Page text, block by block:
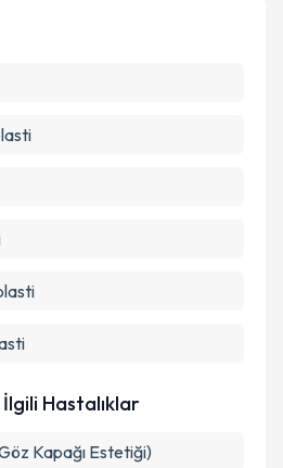
ve kişisel verilerimin belirtilen
kabul ediyorum.
Hastalıklar
Kapağı Estetiği)